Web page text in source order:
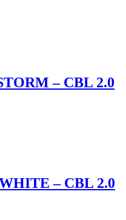
– CBL 2.0
– CBL 2.0